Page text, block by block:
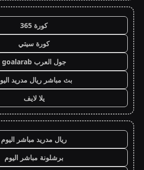
كورة 365
كورة سيتي
جول العرب goalarab
بث مباشر ريال مدريد
يلا لايف
ريال مدريد مباشر اليوم
برشلونة مباشر اليوم